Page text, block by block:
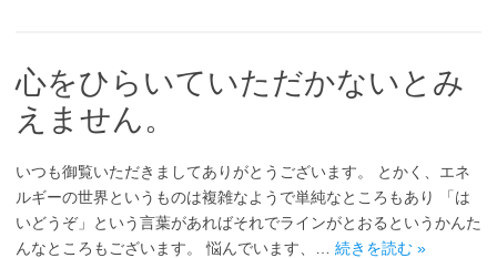
心をひらいていただかないとみ
えません。
いつも御覧いただきましてありがとうございます。 とかく、エネ
ルギーの世界というものは複雑なようで単純なところもあり 「は
いどうぞ」という言葉があればそれでラインがとおるというかんた
んなところもございます。 悩んでいます、… 続きを読む »